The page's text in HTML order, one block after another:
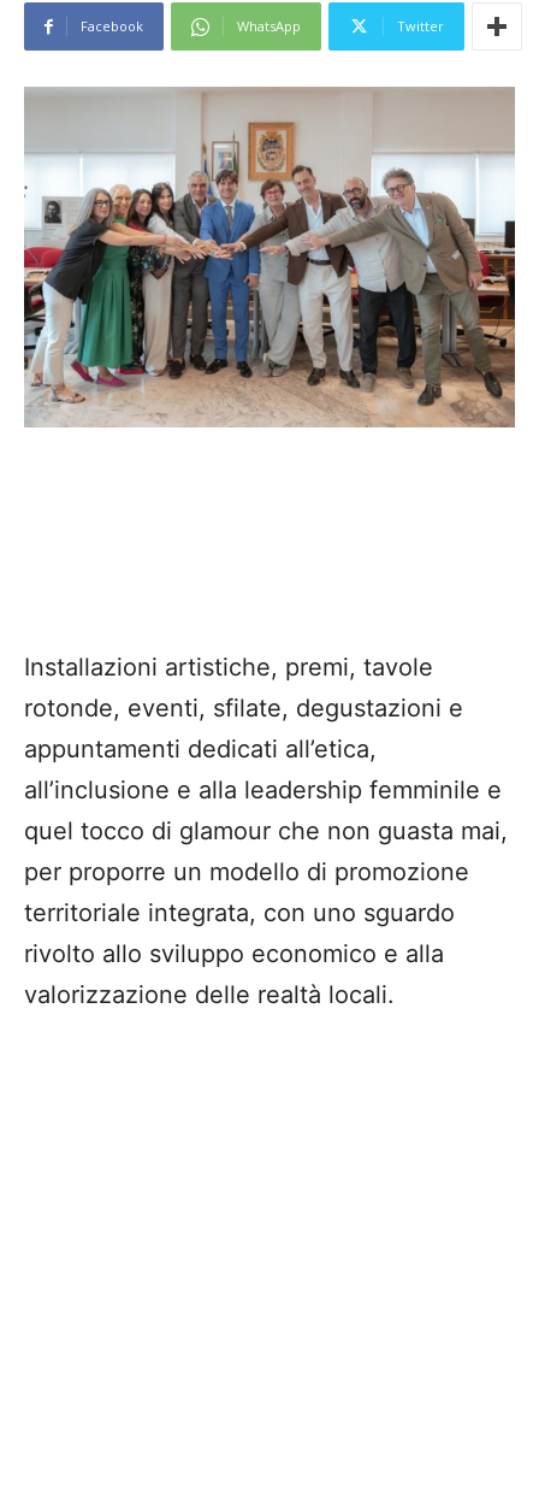
Facebook WhatsApp Twitter
Installazioni artistiche, premi, tavole
rotonde, eventi, sfilate, degustazioni e
appuntamenti dedicati all’etica,
all’inclusione e alla leadership femminile e
quel tocco di glamour che non guasta mai,
per proporre un modello di promozione
territoriale integrata, con uno sguardo
rivolto allo sviluppo economico e alla
valorizzazione delle realtà locali.